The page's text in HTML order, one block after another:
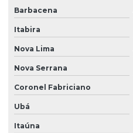
Barbacena
Itabira
Nova Lima
Nova Serrana
Coronel Fabriciano
Ubá
Itaúna